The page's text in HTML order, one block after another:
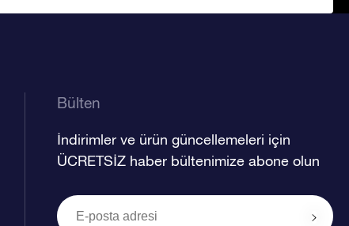
Bülten
İndirimler ve ürün güncellemeleri için
ÜCRETSİZ haber bültenimize abone olun